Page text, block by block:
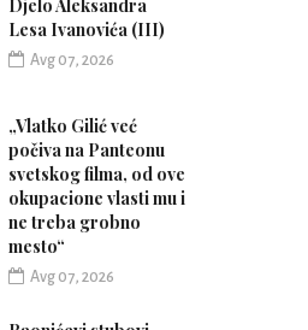
Djelo Aleksandra
Lesa Ivanovića (III)
Avg 07, 2026
„Vlatko Gilić već
počiva na Panteonu
svetskog filma, od ove
okupacione vlasti mu i
ne treba grobno
mesto“
Avg 07, 2026